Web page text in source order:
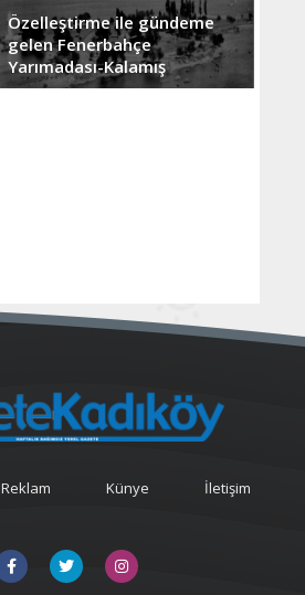
Özelleştirme ile gündeme
gelen Fenerbahçe
Yarımadası-Kalamış
Reklam Künye İletişim